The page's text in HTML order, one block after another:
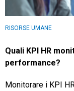
RISORSE UMANE
Quali KPI HR
performance?
Monitorare i KPI